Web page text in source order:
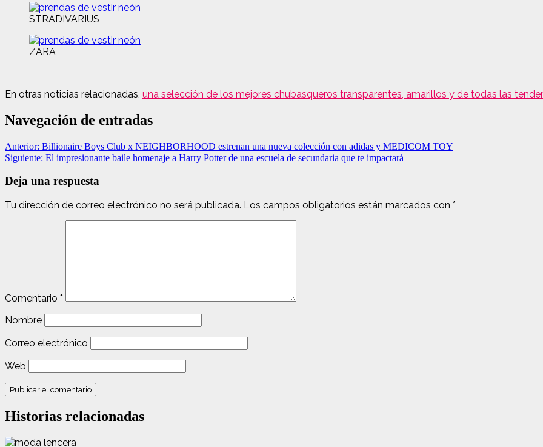
STRADIVARIUS
ZARA
En otras noticias relacionadas, una selección de los mejores chubasqueros transparentes, amarillos y de todas las
Navegación de entradas
Anterior: Billionaire Boys Club x NEIGHBORHOOD estrenan una nueva colección con adidas y MEDICOM TOY
Siguiente: El impresionante baile homenaje a Harry Potter de una escuela de secundaria que te impactará
Deja una respuesta
Tu dirección de correo electrónico no será publicada. Los campos obligatorios están marcados con *
Comentario *
Nombre
Correo electrónico
Web
Historias relacionadas